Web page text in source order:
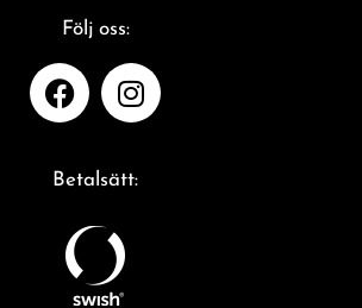
Följ oss:
Betalsätt: